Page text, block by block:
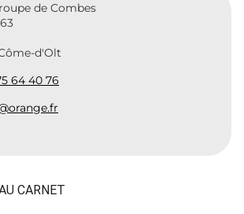
de Combes
d'Olt
64 40 76
CARNET